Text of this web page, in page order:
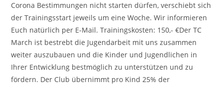
Corona Bestimmungen nicht starten dürfen, verschiebt sich
der Trainingsstart jeweils um eine Woche. Wir informieren
Euch natürlich per E-Mail. Trainingskosten: 150,- €Der TC
March ist bestrebt die Jugendarbeit mit uns zusammen
weiter auszubauen und die Kinder und Jugendlichen in
Ihrer Entwicklung bestmöglich zu unterstützen und zu
fördern. Der Club übernimmt pro Kind 25% der